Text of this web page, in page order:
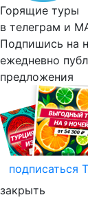
Горящие туры
в телеграм и
Подпишись на
ежедневно
предложения
подписаться
закрыть